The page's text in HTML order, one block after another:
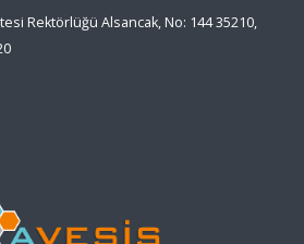
Rektörlüğü Alsancak, No: 144 35210,